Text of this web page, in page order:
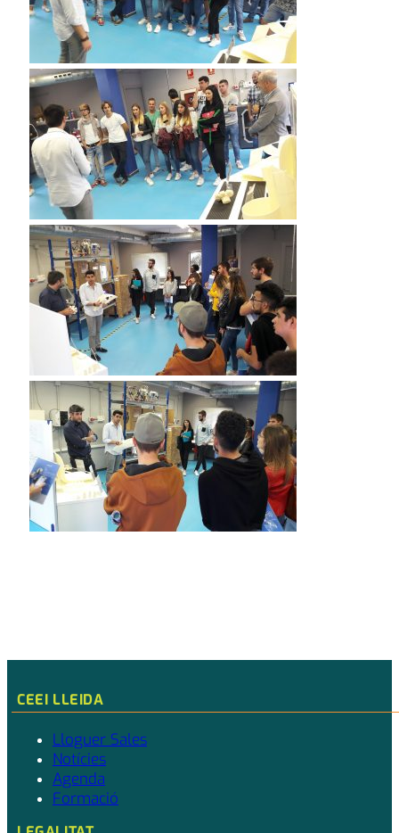
CEEI LLEIDA
Lloguer Sales
Notícies
Agenda
Formació